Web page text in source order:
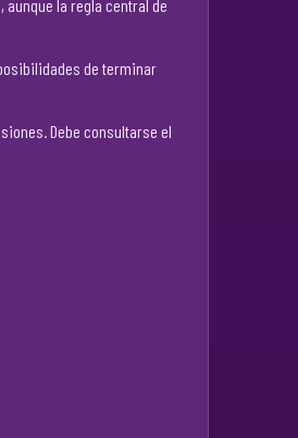
la regla central de
de terminar
Debe consultarse el